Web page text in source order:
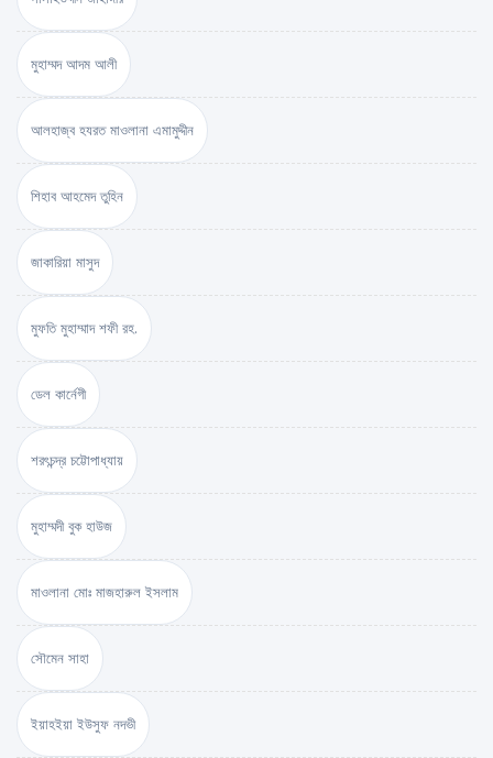
মুহাম্মদ আদম আলী
আলহাজ্ব হযরত মাওলানা এমামুদ্দীন
শিহাব আহমেদ তুহিন
জাকারিয়া মাসুদ
মুফতি মুহাম্মাদ শফী রহ.
ডেল কার্নেগী
শরৎচন্দ্র চট্টোপাধ্যায়
মুহাম্মদী বুক হাউজ
মাওলানা মোঃ মাজহারুল ইসলাম
সৌমেন সাহা
ইয়াহইয়া ইউসুফ নদভী